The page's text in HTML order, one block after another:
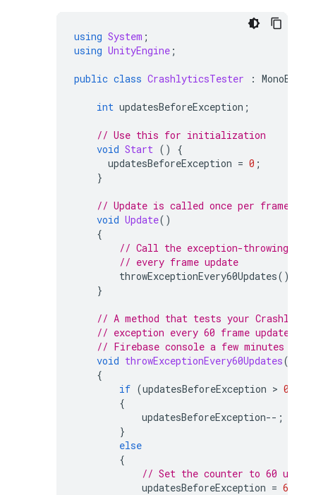
using System ;
using UnityEngine ;
public class CrashlyticsTester :
int updatesBeforeException ;
// Use this for initialization
void Start ()
{
updatesBeforeException = 0 ;
}
// Update is called once per frame
void Update()
{
// Call the exception-throwing
// every frame update
throwExceptionEvery60Updates();
}
// A method that tests your
// exception every 60 frame updates.
// Firebase console a few minutes
void throwExceptionEvery60Updates()
{
if (updatesBeforeException > 0
{
updatesBeforeException-- ;
}
else
{
// Set the counter to 60
updatesBeforeException = 60